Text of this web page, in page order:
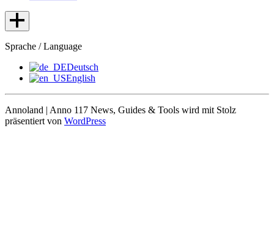
Sprache / Language
Deutsch
English
Annoland | Anno 117 News, Guides & Tools wird mit Stolz
präsentiert von WordPress